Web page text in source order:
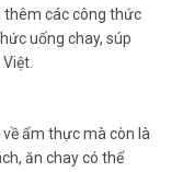
thêm các công thức
uống chay, súp
ẩm thực mà còn là
ăn chay có thể